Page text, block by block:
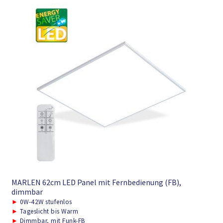
MARLEN 62cm LED Panel mit Fernbedienung (FB),
dimmbar
► 0W-42W stufenlos
► Tageslicht bis Warm
► Dimmbar, mit Funk-FB